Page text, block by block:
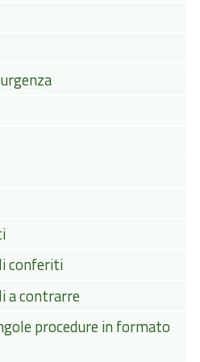
conferiti
a contrarre
procedure in formato